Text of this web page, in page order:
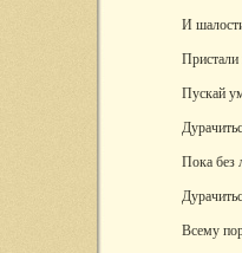
И
Пристали
Пускай
Пока без
Всему